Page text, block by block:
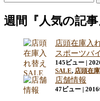
週間『人気の記事
店頭在庫入
スポーツバ
145ビュー
SALE, 店頭在
店舗情報
47ビュー